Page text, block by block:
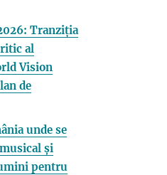
Tranziția
al
Vision
de
unde se
și
pentru